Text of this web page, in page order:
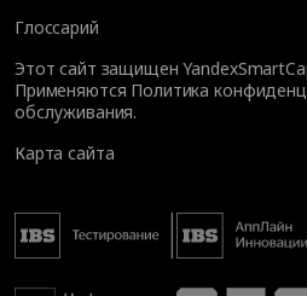
Глоссарий
Этот сайт защищен
Применяются Политика
обслуживания.
Карта сайта